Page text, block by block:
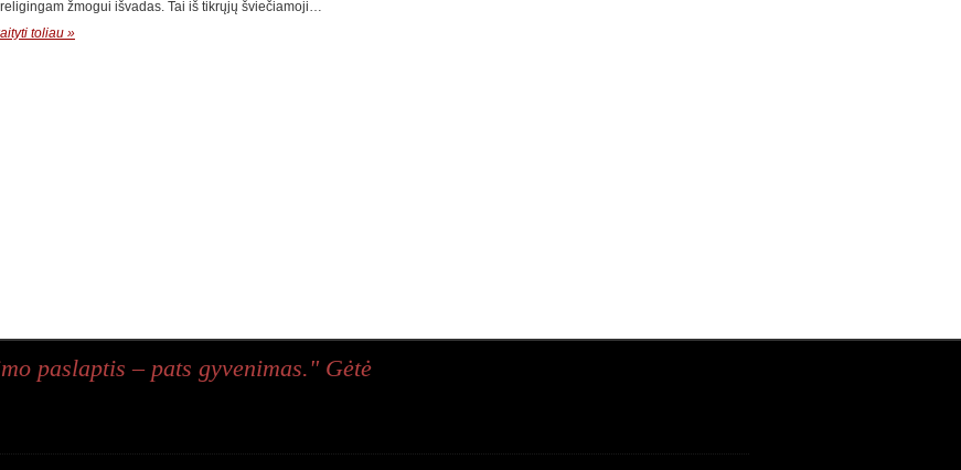
žmogui išvadas. Tai iš tikrųjų šviečiamoji…
toliau »
paslaptis – pats gyvenimas." Gėtė